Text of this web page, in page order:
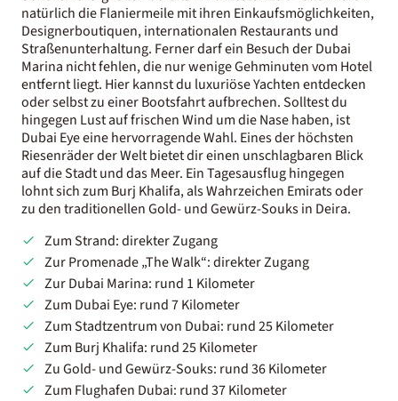
natürlich die Flaniermeile mit ihren Einkaufsmöglichkeiten,
Designerboutiquen, internationalen Restaurants und
Straßenunterhaltung. Ferner darf ein Besuch der Dubai
Marina nicht fehlen, die nur wenige Gehminuten vom Hotel
entfernt liegt. Hier kannst du luxuriöse Yachten entdecken
oder selbst zu einer Bootsfahrt aufbrechen. Solltest du
hingegen Lust auf frischen Wind um die Nase haben, ist
Dubai Eye eine hervorragende Wahl. Eines der höchsten
Riesenräder der Welt bietet dir einen unschlagbaren Blick
auf die Stadt und das Meer. Ein Tagesausflug hingegen
lohnt sich zum Burj Khalifa, als Wahrzeichen Emirats oder
zu den traditionellen Gold- und Gewürz-Souks in Deira.
Zum Strand: direkter Zugang
Zur Promenade „The Walk“: direkter Zugang
Zur Dubai Marina: rund 1 Kilometer
Zum Dubai Eye: rund 7 Kilometer
Zum Stadtzentrum von Dubai: rund 25 Kilometer
Zum Burj Khalifa: rund 25 Kilometer
Zu Gold- und Gewürz-Souks: rund 36 Kilometer
Zum Flughafen Dubai: rund 37 Kilometer